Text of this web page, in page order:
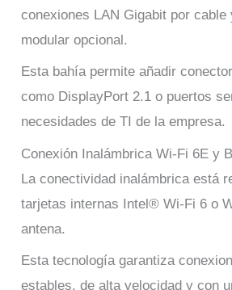
conexiones LAN Gigabit por cable
modular opcional.
Esta bahía permite añadir
como DisplayPort 2.1 o puertos
necesidades de TI de la empresa.
Conexión Inalámbrica Wi-Fi 6E y
La conectividad inalámbrica está
tarjetas internas Intel® Wi-Fi 6 o
antena.
Esta tecnología garantiza
estables, de alta velocidad y con